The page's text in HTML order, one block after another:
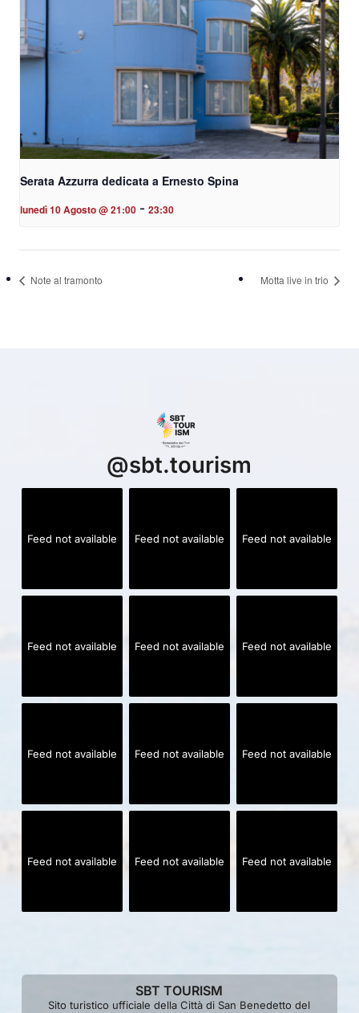
Serata Azzurra dedicata a Ernesto Spina
lunedì 10 Agosto @ 21:00 - 23:30
Note al tramonto Motta live in trio
@sbt.tourism
Feed not available Feed not available Feed not available
Feed not available Feed not available Feed not available
Feed not available Feed not available Feed not available
Feed not available Feed not available Feed not available
SBT TOURISM
Sito turistico ufficiale della Città di San Benedetto del